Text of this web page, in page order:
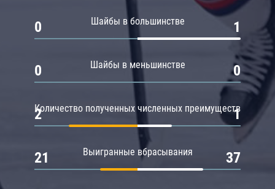
Шайбы в большинстве
0 1
Шайбы в меньшинстве
0 0
Количество полученных численных преимуществ
2 1
Выигранные вбрасывания
21 37